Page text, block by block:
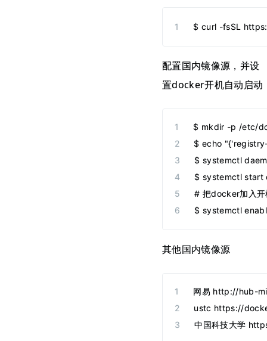
$ curl -fsSL
配置国内镜像源，并设
置docker开机自动启动
$ mkdir -p /etc/
$ echo
$ systemctl
$ systemctl start
# 把docker加入开
$ systemctl
其他国内镜像源
网易 http://hub-
ustc https://
中国科技大学